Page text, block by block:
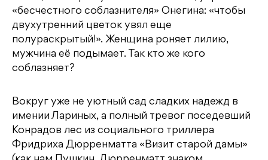
«бесчестного соблазнителя» Онегина: «чтобы
двухутренний цветок увял еще
полураскрытый!». Женщина роняет лилию,
мужчина её подымает. Так кто же кого
соблазняет?
Вокруг уже не уютный сад сладких надежд в
имении Лариных, а полный тревог поседевший
Конрадов лес из социального триллера
Фридриха Дюрренматта «Визит старой дамы»